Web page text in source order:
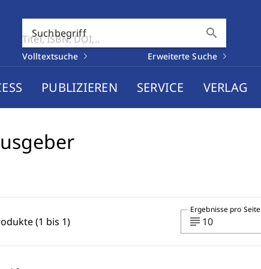
Suchbegriff search
Volltextsuche Erweiterte Suche
PUBLIZIEREN SERVICE VERLAG
(1 bis 1) subject 10
Ergebnisse pro Seite